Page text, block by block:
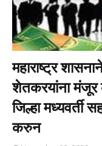
महाराष्ट्र
शेतकरयांना
जिल्हा मध्यवर्ती
करुन